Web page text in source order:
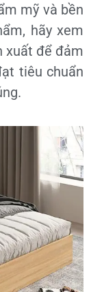
mỹ và bền
hãy xem
xuất để đảm
tiêu chuẩn